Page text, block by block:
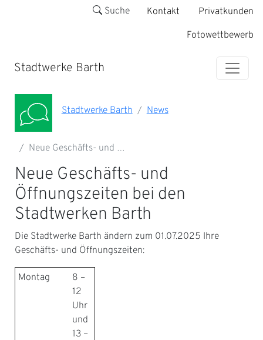
Suche Kontakt
Privatkunden
Fotowettbewerb
Stadtwerke Barth
Stadtwerke Barth News
Neue Geschäfts- und …
Neue Geschäfts- und
Öffnungszeiten bei den
Stadtwerken Barth
Die Stadtwerke Barth ändern zum 01.07.2025 Ihre
Geschäfts- und Öffnungszeiten:
Montag
8 –
12
Uhr
und
13 –